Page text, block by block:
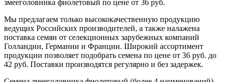
змееголовника фиолетовый по цене от 36 руб.
Мы предлагаем только высококачественную продукцию
ведущих Российских производителей, а также налажена
поставка семян от селекционных зарубежных компаний
Голландии, Германии и Франции. Широкий ассортимент
продукции позволяет подобрать семена по цене от 36 руб. до
42 руб. Поставки производятся регулярно и без задержек.